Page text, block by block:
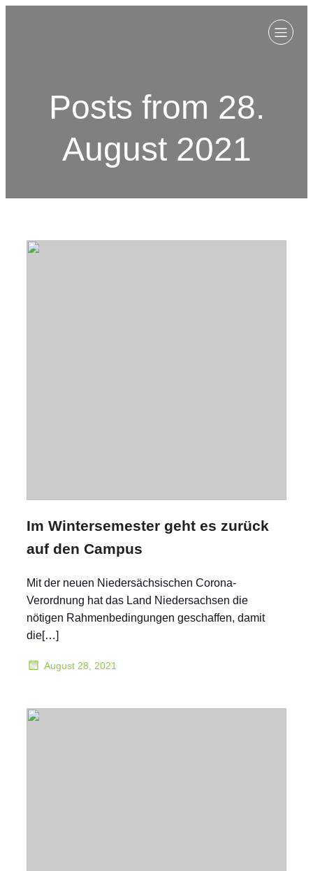
Posts from 28.
August 2021
Im Wintersemester geht es zurück
auf den Campus
Mit der neuen Niedersächsischen Corona-
Verordnung hat das Land Niedersachsen die
nötigen Rahmenbedingungen geschaffen, damit
die[…]
August 28, 2021